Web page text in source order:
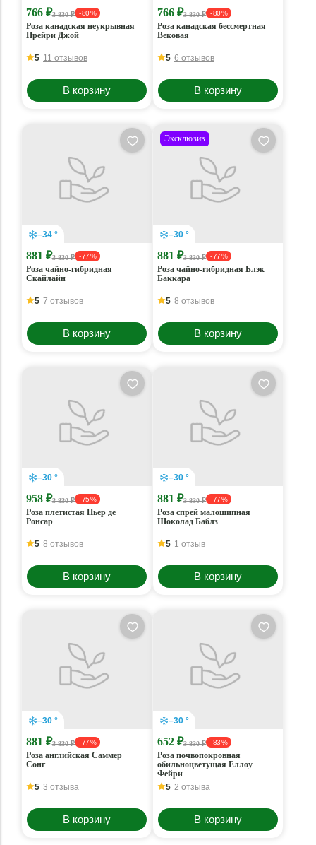
766 ₽3 830 ₽ - 80 %
Роза канадская неукрывная
Прейри Джой
5 11 отзывов
В корзину
766 ₽3 830 ₽ - 80 %
Роза канадская бессмертная
Вековая
5 6 отзывов
В корзину
–34 °
881 ₽3 830 ₽ - 77 %
Роза чайно-гибридная
Скайлайн
5 7 отзывов
В корзину
Эксклюзив
–30 °
881 ₽3 830 ₽ - 77 %
Роза чайно-гибридная Блэк
Баккара
5 8 отзывов
В корзину
–30 °
958 ₽3 830 ₽ - 75 %
Роза плетистая Пьер де
Ронсар
5 8 отзывов
В корзину
–30 °
881 ₽3 830 ₽ - 77 %
Роза спрей малошипная
Шоколад Баблз
5 1 отзыв
В корзину
–30 °
881 ₽3 830 ₽ - 77 %
Роза английская Саммер
Сонг
5 3 отзыва
В корзину
–30 °
652 ₽3 830 ₽ - 83 %
Роза почвопокровная
обильноцветущая Еллоу
Фейри
5 2 отзыва
В корзину